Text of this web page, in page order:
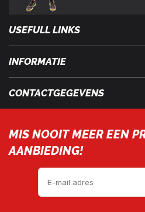
USEFULL LINKS
INFORMATIE
CONTACTGEGEVENS
MIS NOOIT MEER EEN
AANBIEDING!